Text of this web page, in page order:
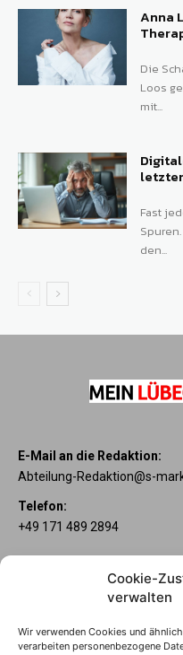
Cookie-
verwalten
Wir verwenden Cookies und
verarbeiten personenbezogene
Anna
Die
Loos
mit...
Fast
den...
E-Mail an die Redaktion:
Abteilung-Redaktion@s-
Telefon:
+49 171 489 2894
Wenn’s um Geld geht, hat
Mein Lübecker Konto genau
Kontomodelle Mein